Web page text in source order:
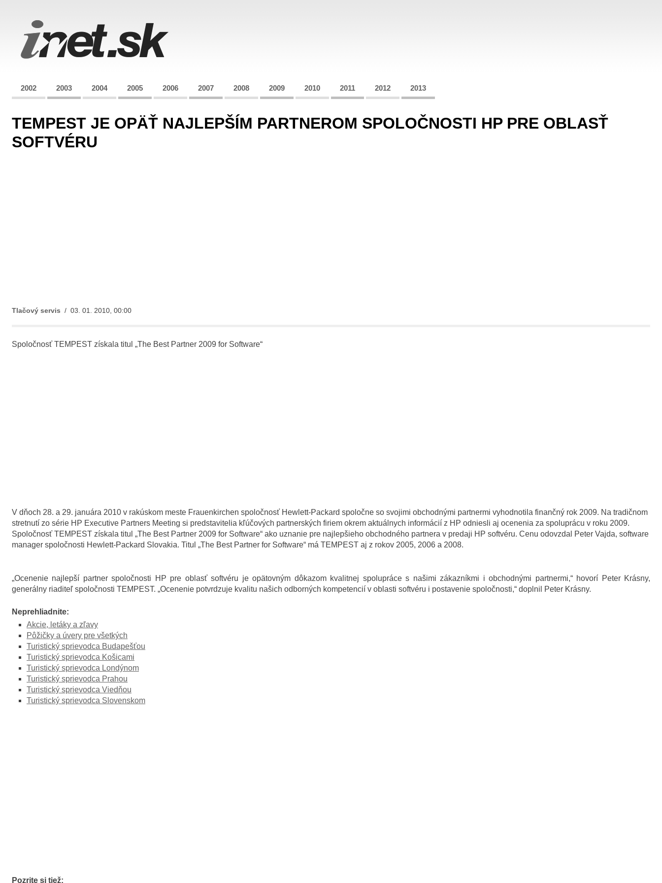
2002 2003 2004 2005 2006 2007 2008 2009 2010 2011 2012 2013
TEMPEST JE OPÄŤ NAJLEPŠÍM PARTNEROM SPOLOČNOSTI HP PRE OBLASŤ
SOFTVÉRU
Tlačový servis / 03. 01. 2010, 00:00
Spoločnosť TEMPEST získala titul „The Best Partner 2009 for Software“
V dňoch 28. a 29. januára 2010 v rakúskom meste Frauenkirchen spoločnosť Hewlett-Packard spoločne so svojimi obchodnými partnermi vyhodnotila finančný rok 2009. Na tradičnom
stretnutí zo série HP Executive Partners Meeting si predstavitelia kľúčových partnerských firiem okrem aktuálnych informácií z HP odniesli aj ocenenia za spoluprácu v roku 2009.
Spoločnosť TEMPEST získala titul „The Best Partner 2009 for Software“ ako uznanie pre najlepšieho obchodného partnera v predaji HP softvéru. Cenu odovzdal Peter Vajda, software
manager spoločnosti Hewlett-Packard Slovakia. Titul „The Best Partner for Software“ má TEMPEST aj z rokov 2005, 2006 a 2008.
„Ocenenie najlepší partner spoločnosti HP pre oblasť softvéru je opätovným dôkazom kvalitnej spolupráce s našimi zákazníkmi i obchodnými partnermi,“ hovorí Peter Krásny,
generálny riaditeľ spoločnosti TEMPEST. „Ocenenie potvrdzuje kvalitu našich odborných kompetencií v oblasti softvéru i postavenie spoločnosti,“ doplnil Peter Krásny.
Neprehliadnite:
Akcie, letáky a zľavy
Pôžičky a úvery pre všetkých
Turistický sprievodca Budapešťou
Turistický sprievodca Košicami
Turistický sprievodca Londýnom
Turistický sprievodca Prahou
Turistický sprievodca Viedňou
Turistický sprievodca Slovenskom
Pozrite si tiež: